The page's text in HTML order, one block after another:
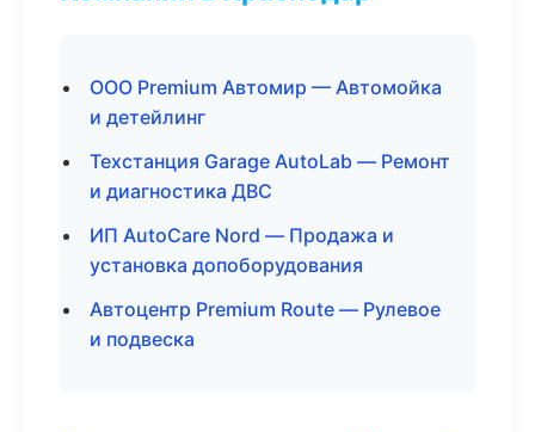
ООО Premium Автомир — Автомойка
и детейлинг
Техстанция Garage AutoLab — Ремонт
и диагностика ДВС
ИП AutoCare Nord — Продажа и
установка допоборудования
Автоцентр Premium Route — Рулевое
и подвеска